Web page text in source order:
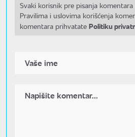
Svaki korisnik pre pisanja
Pravilima i uslovima korišćenja
komentara prihvatate Politiku